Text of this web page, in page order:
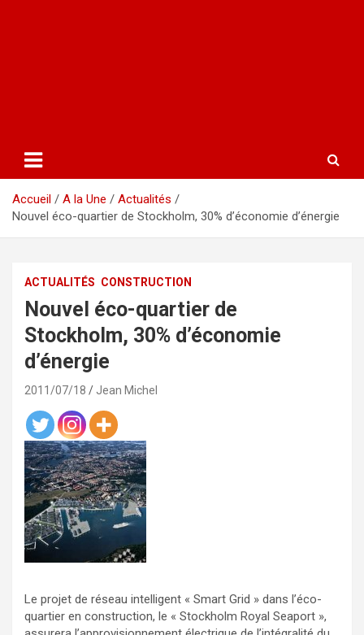
Accueil A la Une
Actualités
Nouvel éco-quartier de Stockholm, 30% d’économie d’énergie
ACTUALITÉS CONSTRUCTION
Nouvel éco-quartier de
Stockholm, 30% d’économie
d’énergie
2011/07/18 Jean Michel
Le projet de réseau intelligent « Smart Grid » dans l’éco-
quartier en construction, le « Stockholm Royal Seaport »,